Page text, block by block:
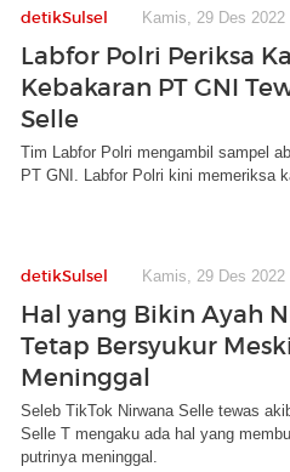
detikSulsel Kamis, 29 Des 2022
Labfor Polri Periksa
Kebakaran PT GNI
Selle
Tim Labfor Polri mengambil sampel
PT GNI. Labfor Polri kini memeriksa
detikSulsel Kamis, 29 Des 2022
Hal yang Bikin Ayah
Tetap Bersyukur
Meninggal
Seleb TikTok Nirwana Selle tewas
Selle T mengaku ada hal yang
putrinya meninggal.